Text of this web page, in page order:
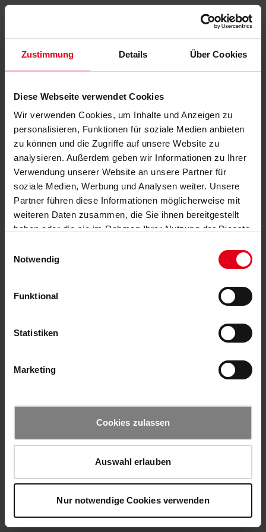
Zustimmung Details Über Cookies
Diese Webseite verwendet Cookies
Wir verwenden Cookies, um Inhalte und Anzeigen zu
personalisieren, Funktionen für soziale Medien anbieten
zu können und die Zugriffe auf unsere Website zu
analysieren. Außerdem geben wir Informationen zu Ihrer
Verwendung unserer Website an unsere Partner für
soziale Medien, Werbung und Analysen weiter. Unsere
Partner führen diese Informationen möglicherweise mit
weiteren Daten zusammen, die Sie ihnen bereitgestellt
haben oder die sie im Rahmen Ihrer Nutzung der Dienste
Notwendig
Funktional
Statistiken
Marketing
Cookies zulassen
Auswahl erlauben
Nur notwendige Cookies verwenden